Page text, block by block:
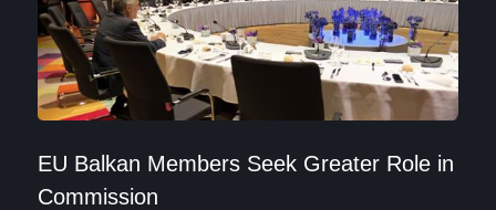
EU Balkan Members Seek Greater Role in
Commission